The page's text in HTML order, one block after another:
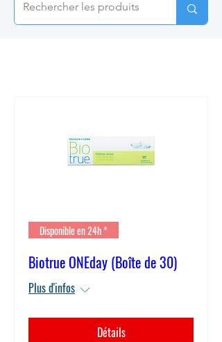
Disponible en 24h *
Biotrue ONEday (Boîte de 30)
Plus d'infos
Détails